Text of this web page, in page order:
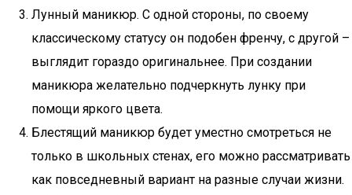
Лунный маникюр. С одной стороны, по своему
классическому статусу он подобен френчу, с другой –
выглядит гораздо оригинальнее. При создании
маникюра желательно подчеркнуть лунку при
помощи яркого цвета.
Блестящий маникюр будет уместно смотреться не
только в школьных стенах, его можно рассматривать
как повседневный вариант на разные случаи жизни.